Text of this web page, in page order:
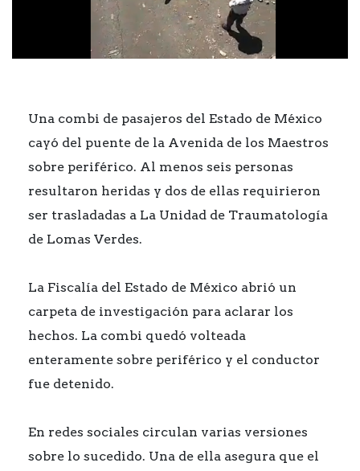
Una combi de pasajeros del Estado de México
cayó del puente de la Avenida de los Maestros
sobre periférico. Al menos seis personas
resultaron heridas y dos de ellas requirieron
ser trasladadas a La Unidad de Traumatología
de Lomas Verdes.
La Fiscalía del Estado de México abrió un
carpeta de investigación para aclarar los
hechos. La combi quedó volteada
enteramente sobre periférico y el conductor
fue detenido.
En redes sociales circulan varias versiones
sobre lo sucedido. Una de ella asegura que el